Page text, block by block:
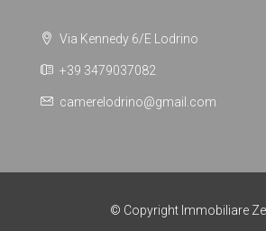
Via Kennedy 6/E Lodrino
+39 3479037082
camerelodrino@gmail.com
© Copyright Immobiliare